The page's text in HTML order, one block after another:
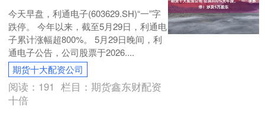
今天早盘，利通电子(603629.SH)“一”字
跌停。 今年以来，截至5月29日，利通电
子累计涨幅超800%。 5月29日晚间，利
通电子公告，公司股票于2026....
期货十大配资公司
阅读： 191 栏目：期货鑫东财配资
十倍